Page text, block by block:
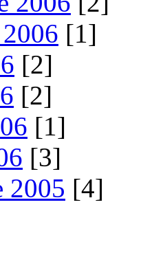
[1]
[2]
[2]
[1]
[3]
2005 [4]